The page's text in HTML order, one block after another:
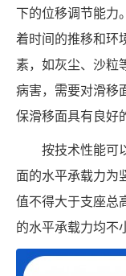
下的位移调节能力
着时间的推移和环
素，如灰尘、沙粒
病害，需要对滑移
保滑移面具有良好
按技术性能可
面的水平承载力为
值不得大于支座总
的水平承载力均不